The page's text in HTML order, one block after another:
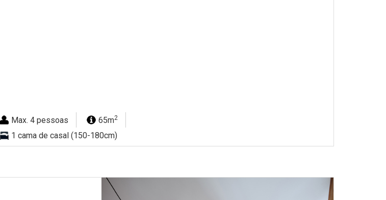
Max. 4 pessoas 65m2
1 cama de casal (150-180cm)